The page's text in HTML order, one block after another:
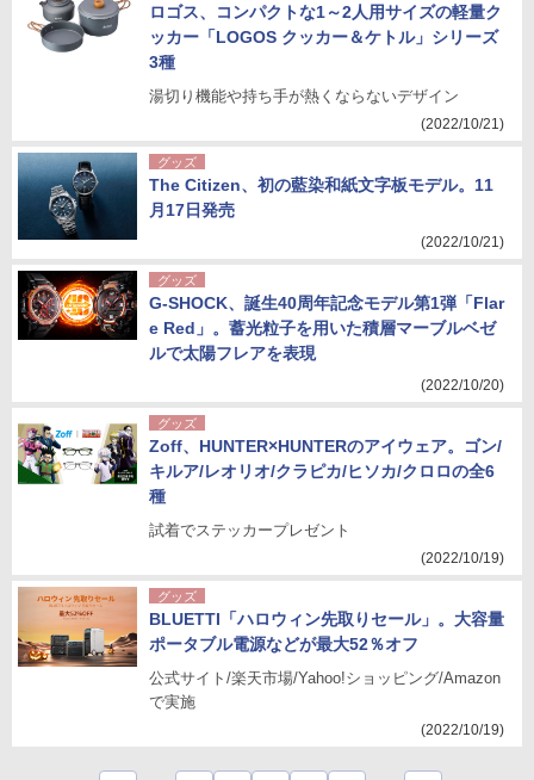
ロゴス、コンパクトな1～2人用サイズの軽量ク
ッカー「LOGOS クッカー＆ケトル」シリーズ
3種
湯切り機能や持ち手が熱くならないデザイン
(2022/10/21)
グッズ
The Citizen、初の藍染和紙文字板モデル。11
月17日発売
(2022/10/21)
グッズ
G-SHOCK、誕生40周年記念モデル第1弾「Flar
e Red」。蓄光粒子を用いた積層マーブルベゼ
ルで太陽フレアを表現
(2022/10/20)
グッズ
Zoff、HUNTER×HUNTERのアイウェア。ゴン/
キルア/レオリオ/クラピカ/ヒソカ/クロロの全6
種
試着でステッカープレゼント
(2022/10/19)
グッズ
BLUETTI「ハロウィン先取りセール」。大容量
ポータブル電源などが最大52％オフ
公式サイト/楽天市場/Yahoo!ショッピング/Amazon
で実施
(2022/10/19)